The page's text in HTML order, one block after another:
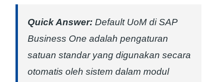
Quick Answer: Default UoM di SAP
Business One adalah pengaturan
satuan standar yang digunakan secara
otomatis oleh sistem dalam modul